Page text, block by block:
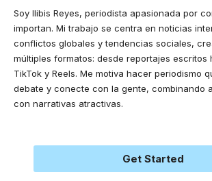
Soy Ilibis Reyes, periodista apasionada por
importan. Mi trabajo se centra en noticias
conflictos globales y tendencias sociales,
múltiples formatos: desde reportajes escritos
TikTok y Reels. Me motiva hacer periodismo
debate y conecte con la gente, combinando
con narrativas atractivas.
Get Started